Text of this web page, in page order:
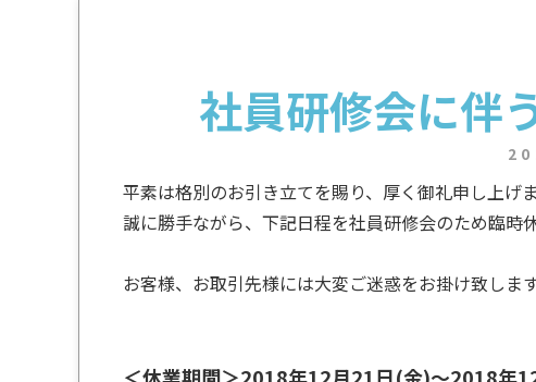
社員研修会に伴
平素は格別のお引き立てを賜り、厚く御礼申し上げま
誠に勝手ながら、下記日程を社員研修会のため臨時
お客様、お取引先様には大変ご迷惑をお掛け致しま